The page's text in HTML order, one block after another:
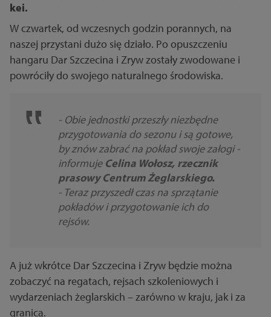
kei.
W czwartek, od wczesnych godzin porannych, na
naszej przystani dużo się działo. Po opuszczeniu
hangaru Dar Szczecina i Zryw zostały zwodowane i
powróciły do swojego naturalnego środowiska.
- Obie jednostki przeszły niezbędne
przygotowania do sezonu i są gotowe,
by znów zabrać na pokład swoje załogi -
informuje Celina Wołosz, rzecznik
prasowy Centrum Żeglarskiego.
- Teraz przyszedł czas na sprzątanie
pokładów i przygotowanie ich do
rejsów.
A już wkrótce Dar Szczecina i Zryw będzie można
zobaczyć na regatach, rejsach szkoleniowych i
wydarzeniach żeglarskich – zarówno w kraju, jak i za
granicą.